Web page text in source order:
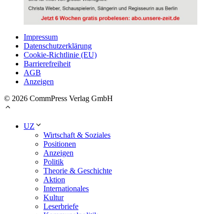
Impressum
Datenschutzerklärung
Cookie-Richtlinie (EU)
Barrierefreiheit
AGB
Anzeigen
© 2026 CommPress Verlag GmbH
UZ
Wirtschaft & Soziales
Positionen
Anzeigen
Politik
Theorie & Geschichte
Aktion
Internationales
Kultur
Leserbriefe